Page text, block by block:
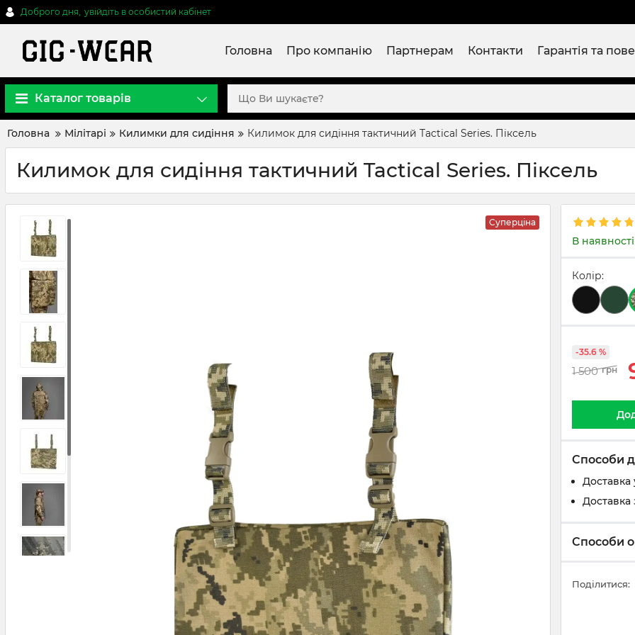
Доброго дня, увійдіть в особистий кабінет
Головна Про компанію Партнерам Контакти Гарантія та
Каталог товарів
Головна Мілітарі Килимки для сидіння Килимок для сидіння тактичний Tactical Series. Піксель
Килимок для сидіння тактичний Tactical Series. Піксель
Суперціна
В наявності
Колір:
1 500 грн
-35.6 %
Способи
Доставка
Способи
Поділитися: